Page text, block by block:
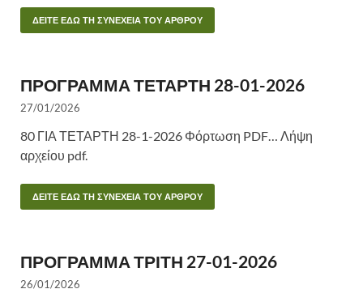
ΔΕΙΤΕ ΕΔΩ ΤΗ ΣΥΝΕΧΕΙΑ ΤΟΥ ΑΡΘΡΟΥ
ΠΡΟΓΡΑΜΜΑ ΤΕΤΑΡΤΗ 28-01-2026
27/01/2026
80 ΓΙΑ ΤΕΤΑΡΤΗ 28-1-2026 Φόρτωση PDF… Λήψη
αρχείου pdf.
ΔΕΙΤΕ ΕΔΩ ΤΗ ΣΥΝΕΧΕΙΑ ΤΟΥ ΑΡΘΡΟΥ
ΠΡΟΓΡΑΜΜΑ ΤΡΙΤΗ 27-01-2026
26/01/2026